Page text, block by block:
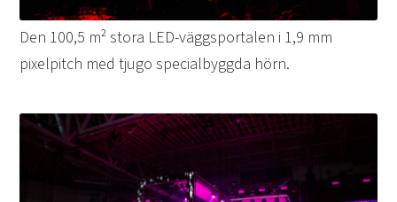
Den 100,5 m² stora LED-väggsportalen i 1,9 mm
pixelpitch med tjugo specialbyggda hörn.